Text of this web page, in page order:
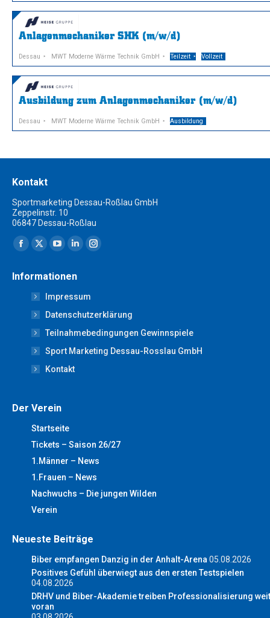
Anlagenmechaniker SHK (m/w/d)
Dessau MWT Moderne Wärme Technik GmbH Teilzeit Vollzeit
Ausbildung zum Anlagenmechaniker (m/w/d)
Dessau MWT Moderne Wärme Technik GmbH Ausbildung
Kontakt
Sportmarketing Dessau-Roßlau GmbH
Zeppelinstr. 10
06847 Dessau-Roßlau
Finden Sie uns auf:
Facebook
opens
new
window
X
opens
in
new
window
YouTube
opens
in
new
window
Linkedin
opens
in
new
window
Instagram
new
window
Informationen
Impressum
Datenschutzerklärung
Teilnahmebedingungen Gewinnspiele
Sport Marketing Dessau-Rosslau GmbH
Kontakt
Der Verein
Startseite
Tickets – Saison 26/27
1.Männer – News
1.Frauen – News
Nachwuchs – Die jungen Wilden
Verein
Neueste Beiträge
Biber empfangen Danzig in der Anhalt-Arena 05.08.2026
Positives Gefühl überwiegt aus den ersten Testspielen
04.08.2026
DRHV und Biber-Akademie treiben Professionalisierung
voran